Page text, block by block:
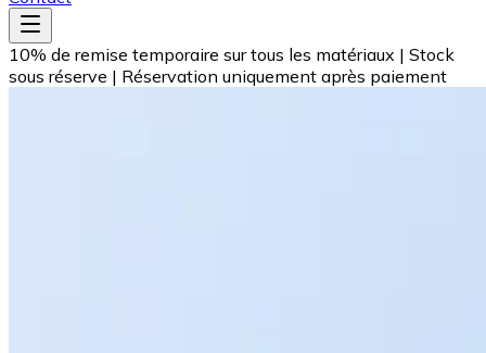
10% de remise temporaire sur tous les matériaux | Stock
sous réserve | Réservation uniquement après paiement